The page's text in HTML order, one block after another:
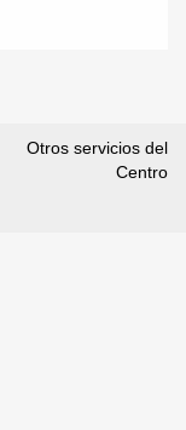
Otros servicios del
Centro